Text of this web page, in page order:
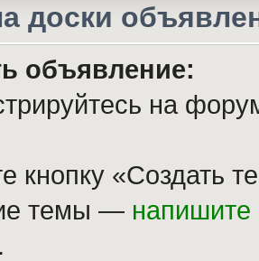
доски
объявление:
на
кнопку «Создать
темы — напишите